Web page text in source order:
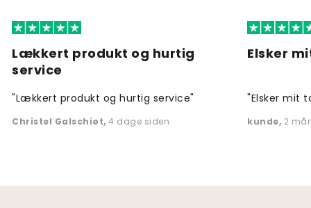
Lækkert produkt og hurtig
service
"Lækkert produkt og hurtig service"
Christel Galschiøt, 4 dage siden
Elsker
"Elsker mit
kunde, 2